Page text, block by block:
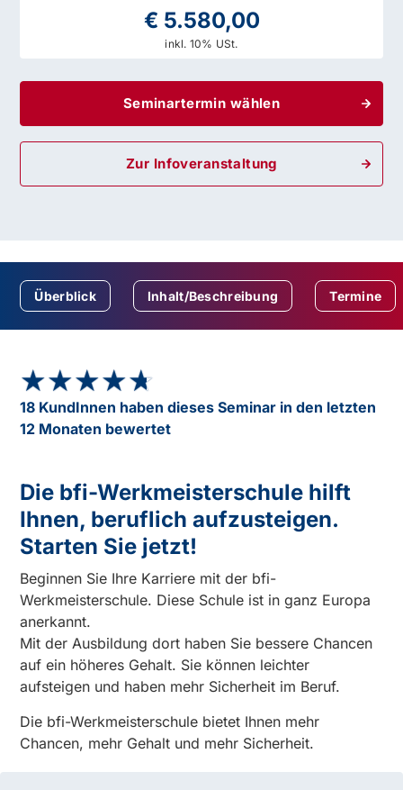
€ 5.580,00
inkl. 10% USt.
Seminartermin wählen
Zur Infoveranstaltung
Überblick Inhalt/Beschreibung Termine
★★★★★
★★★★★
18 KundInnen haben dieses Seminar in den letzten
12 Monaten bewertet
Die bfi-Werkmeisterschule hilft
Ihnen, beruflich aufzusteigen.
Starten Sie jetzt!
Beginnen Sie Ihre Karriere mit der bfi-
Werkmeisterschule. Diese Schule ist in ganz Europa
anerkannt.
Mit der Ausbildung dort haben Sie bessere Chancen
auf ein höheres Gehalt. Sie können leichter
aufsteigen und haben mehr Sicherheit im Beruf.
Die bfi-Werkmeisterschule bietet Ihnen mehr
Chancen, mehr Gehalt und mehr Sicherheit.